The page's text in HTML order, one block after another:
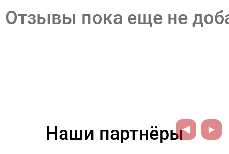
Отзывы пока еще не
Наши партнёры